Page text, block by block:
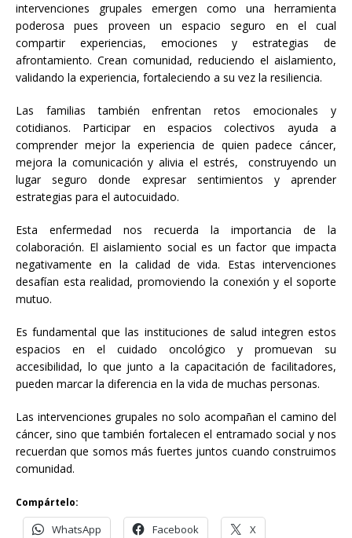
intervenciones grupales emergen como una herramienta
poderosa pues proveen un espacio seguro en el cual
compartir experiencias, emociones y estrategias de
afrontamiento. Crean comunidad, reduciendo el aislamiento,
validando la experiencia, fortaleciendo a su vez la resiliencia.
Las familias también enfrentan retos emocionales y
cotidianos. Participar en espacios colectivos ayuda a
comprender mejor la experiencia de quien padece cáncer,
mejora la comunicación y alivia el estrés, construyendo un
lugar seguro donde expresar sentimientos y aprender
estrategias para el autocuidado.
Esta enfermedad nos recuerda la importancia de la
colaboración. El aislamiento social es un factor que impacta
negativamente en la calidad de vida. Estas intervenciones
desafían esta realidad, promoviendo la conexión y el soporte
mutuo.
Es fundamental que las instituciones de salud integren estos
espacios en el cuidado oncológico y promuevan su
accesibilidad, lo que junto a la capacitación de facilitadores,
pueden marcar la diferencia en la vida de muchas personas.
Las intervenciones grupales no solo acompañan el camino del
cáncer, sino que también fortalecen el entramado social y nos
recuerdan que somos más fuertes juntos cuando construimos
comunidad.
Compártelo:
WhatsApp Facebook X